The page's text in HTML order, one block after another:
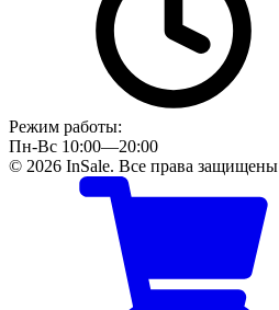
Режим работы:
Пн-Вс 10:00—20:00
© 2026 InSale. Все права защищены